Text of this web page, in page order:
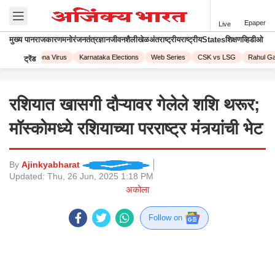
Live Epaper
मुख्य पानराजकारणमनोरंजनतंत्रज्ञानजीवनशैलीखेळअंतराष्ट्रीयराष्ट्रीयStatesशिक्षणव्हिडीओ
ट्रेंड
Corona Virus Karnataka Elections Web Series CSK vs LSG Rahul
रशियात खासगी दौऱ्यावर गेलेले शशि थरूर;
मॉस्कोमध्ये रशियाच्या परराष्ट्र मंत्र्यांची भेट
By Ajinkyabharat
Updated: Thu, 26 Jun, 2025 1:18 PM
अकोला
Follow on